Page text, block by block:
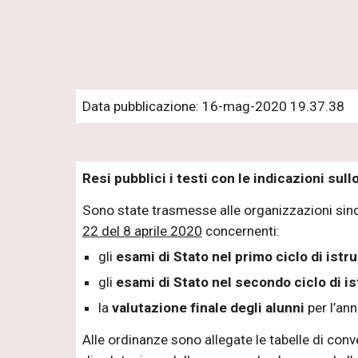
Data pubblicazione: 16-mag-2020 19.37.38
Resi pubblici i testi con le indicazioni
Sono state trasmesse alle organizzazioni
22 del 8 aprile 2020 concernenti:
gli esami di Stato nel primo ciclo di
gli esami di Stato nel secondo ciclo di
la valutazione finale degli alunni per
Alle ordinanze sono allegate le tabelle di